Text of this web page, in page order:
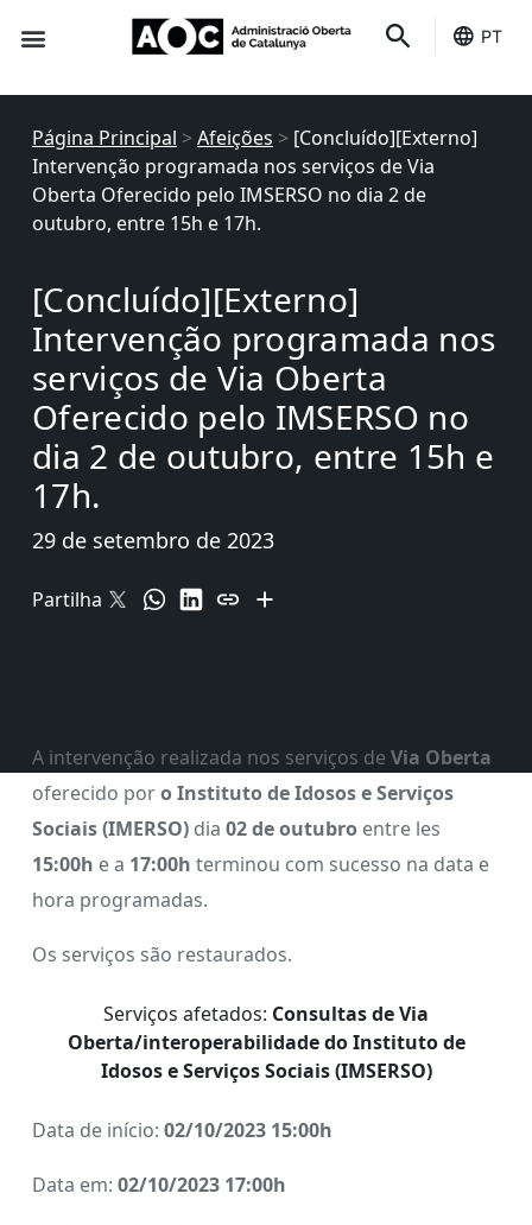
PT
Página Principal >Afeições > [Concluído][Externo]
Intervenção programada nos serviços de Via
Oberta Oferecido pelo IMSERSO no dia 2 de
outubro, entre 15h e 17h.
[Concluído][Externo]
Intervenção programada nos
serviços de Via Oberta
Oferecido pelo IMSERSO no
dia 2 de outubro, entre 15h e
17h.
29 de setembro de 2023
Partilha
A intervenção realizada nos serviços de Via Oberta
oferecido poro Instituto de Idosos e Serviços
Sociais (IMERSO) dia 02 de outubro entre les
15:00h e a 17:00h terminou com sucesso na data e
hora programadas.
Os serviços são restaurados.
Serviços afetados: Consultas de Via
Oberta/interoperabilidade do Instituto de
Idosos e Serviços Sociais (IMSERSO)
Data de início: 02/10/2023 15:00h
Data em: 02/10/2023 17:00h